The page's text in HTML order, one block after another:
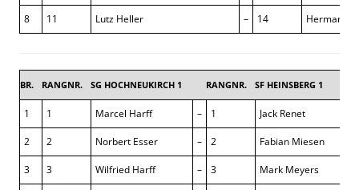
8 11 Lutz Heller – 14 Hermann
BR. RANGNR. SG HOCHNEUKIRCH 1 RANGNR. SF HEINSBERG 1
1 1 Marcel Harff – 1 Jack Renet
2 2 Norbert Esser – 2 Fabian Miesen
3 3 Wilfried Harff – 3 Mark Meyers